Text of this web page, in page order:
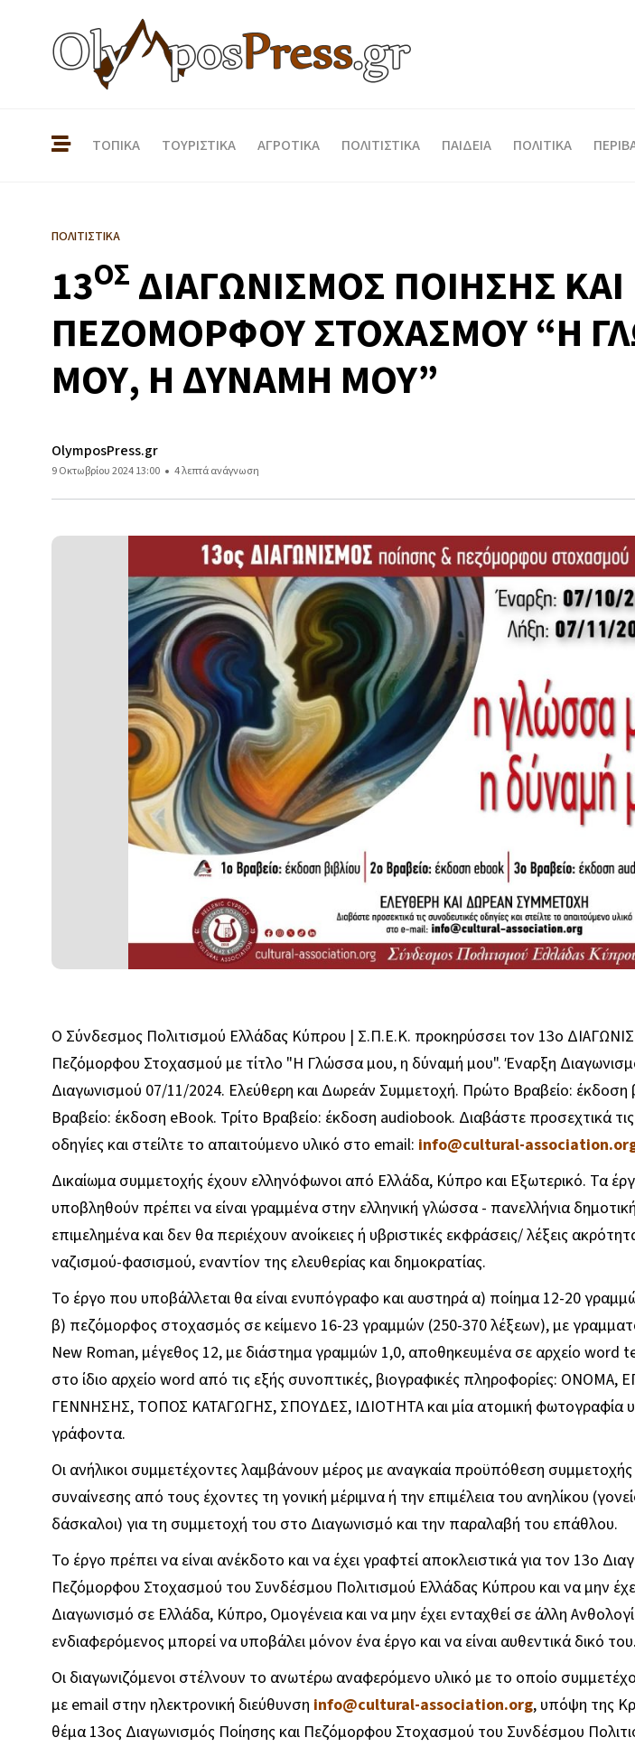
ΤΟΠΙΚΑ ΤΟΥΡΙΣΤΙΚΑ ΑΓΡΟΤΙΚΑ ΠΟΛΙΤΙΣΤΙΚΑ ΠΑΙΔΕΙΑ ΠΟΛΙΤΙΚΑ
ΠΟΛΙΤΙΣΤΙΚΑ
13ΟΣ ΔΙΑΓΩΝΙΣΜΟΣ ΠΟΙΗΣΗΣ ΚΑΙ
ΠΕΖΟΜΟΡΦΟΥ ΣΤΟΧΑΣΜΟΥ “Η
ΜΟΥ, Η ΔΥΝΑΜΗ ΜΟΥ”
OlymposPress.gr
9 Οκτωβρίου 2024 13:00 4 λεπτά ανάγνωση
Ο Σύνδεσμος Πολιτισμού Ελλάδας Κύπρου | Σ.Π.Ε.Κ. προκηρύσσει τον 13ο
Πεζόμορφου Στοχασμού με τίτλο "Η Γλώσσα μου, η δύναμή μου". Έναρξη
Διαγωνισμού 07/11/2024. Ελεύθερη και Δωρεάν Συμμετοχή. Πρώτο Βραβείο: έκδοση
Βραβείο: έκδοση eBook. Τρίτο Βραβείο: έκδοση audiobook. Διαβάστε προσεχτικά
οδηγίες και στείλτε το απαιτούμενο υλικό στο email: info@cultural-
Δικαίωμα συμμετοχής έχουν ελληνόφωνοι από Ελλάδα, Κύπρο και Εξωτερικό. Τα
υποβληθούν πρέπει να είναι γραμμένα στην ελληνική γλώσσα - πανελλήνια
επιμελημένα και δεν θα περιέχουν ανοίκειες ή υβριστικές εκφράσεις/ λέξεις
ναζισμού-φασισμού, εναντίον της ελευθερίας και δημοκρατίας.
Το έργο που υποβάλλεται θα είναι ενυπόγραφο και αυστηρά α) ποίημα 12-20
β) πεζόμορφος στοχασμός σε κείμενο 16-23 γραμμών (250-370 λέξεων), με
New Roman, μέγεθος 12, με διάστημα γραμμών 1,0, αποθηκευμένα σε αρχείο word
στο ίδιο αρχείο word από τις εξής συνοπτικές, βιογραφικές πληροφορίες: ΟΝΟΜΑ,
ΓΕΝΝΗΣΗΣ, ΤΟΠΟΣ ΚΑΤΑΓΩΓΗΣ, ΣΠΟΥΔΕΣ, ΙΔΙΟΤΗΤΑ και μία ατομική φωτογραφία
γράφοντα.
Οι ανήλικοι συμμετέχοντες λαμβάνουν μέρος με αναγκαία προϋπόθεση
συναίνεσης από τους έχοντες τη γονική μέριμνα ή την επιμέλεια του ανηλίκου
δάσκαλοι) για τη συμμετοχή του στο Διαγωνισμό και την παραλαβή του επάθλου.
Το έργο πρέπει να είναι ανέκδοτο και να έχει γραφτεί αποκλειστικά για τον 13ο
Πεζόμορφου Στοχασμού του Συνδέσμου Πολιτισμού Ελλάδας Κύπρου και να μην
Διαγωνισμό σε Ελλάδα, Κύπρο, Ομογένεια και να μην έχει ενταχθεί σε άλλη
ενδιαφερόμενος μπορεί να υποβάλει μόνον ένα έργο και να είναι αυθεντικά δικό του.
Οι διαγωνιζόμενοι στέλνουν το ανωτέρω αναφερόμενο υλικό με το οποίο
με email στην ηλεκτρονική διεύθυνση info@cultural-association.org, υπόψη της
θέμα 13ος Διαγωνισμός Ποίησης και Πεζόμορφου Στοχασμού του Συνδέσμου